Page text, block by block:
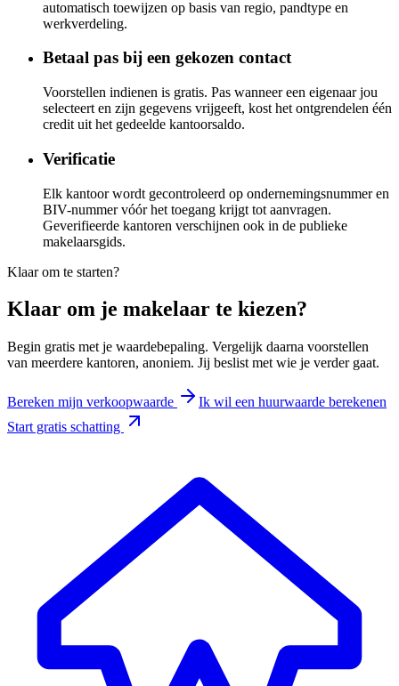
automatisch toewijzen op basis van regio, pandtype en
werkverdeling.
Betaal pas bij een gekozen contact
Voorstellen indienen is gratis. Pas wanneer een eigenaar jou
selecteert en zijn gegevens vrijgeeft, kost het ontgrendelen één
credit uit het gedeelde kantoorsaldo.
Verificatie
Elk kantoor wordt gecontroleerd op ondernemingsnummer en
BIV-nummer vóór het toegang krijgt tot aanvragen.
Geverifieerde kantoren verschijnen ook in de publieke
makelaarsgids.
Klaar om te starten?
Klaar om je makelaar te kiezen?
Begin gratis met je waardebepaling. Vergelijk daarna voorstellen
van meerdere kantoren, anoniem. Jij beslist met wie je verder gaat.
Bereken mijn verkoopwaarde
Ik wil een huurwaarde berekenen
Start gratis schatting